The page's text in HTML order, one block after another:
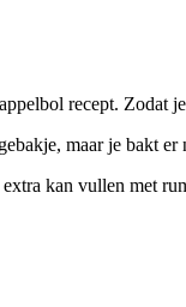
recept. Zodat
maar je bakt
kan vullen met